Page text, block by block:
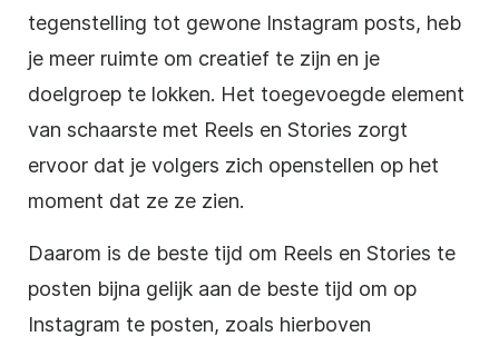
tegenstelling tot gewone Instagram posts, heb
je meer ruimte om creatief te zijn en je
doelgroep te lokken. Het toegevoegde element
van schaarste met Reels en Stories zorgt
ervoor dat je volgers zich openstellen op het
moment dat ze ze zien.
Daarom is de beste tijd om Reels en Stories te
posten bijna gelijk aan de beste tijd om op
Instagram te posten, zoals hierboven